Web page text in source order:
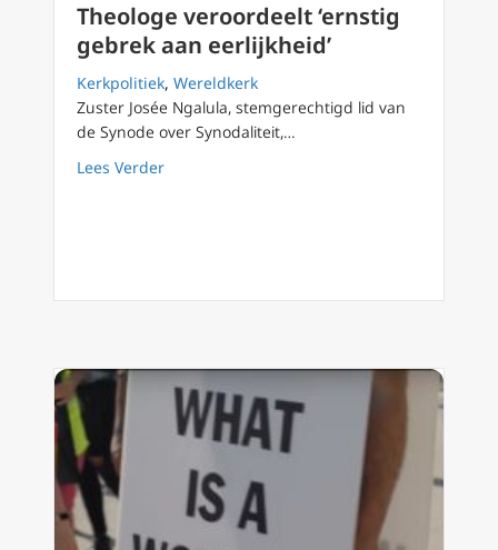
Theologe veroordeelt ‘ernstig
gebrek aan eerlijkheid’
Kerkpolitiek, Wereldkerk
Zuster Josée Ngalula, stemgerechtigd lid van
de Synode over Synodaliteit,…
Lees Verderabout Theologe veroordeelt ‘ernstig gebrek